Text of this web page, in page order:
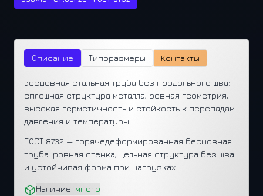
Описание Типоразмеры Контакты
Бесшовная стальная труба без продольного шва:
сплошная структура металла, ровная геометрия,
высокая герметичность и стойкость к перепадам
давления и температуры.
ГОСТ 8732 — горячедеформированная бесшовная
труба: ровная стенка, цельная структура без шва
и устойчивая форма при нагрузках.
Наличие: много